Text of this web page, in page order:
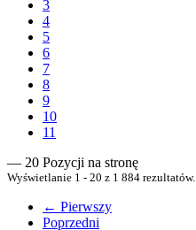
3
4
5
6
7
8
9
10
11
— 20 Pozycji na stronę
Wyświetlanie 1 - 20 z 1 884 rezultatów.
← Pierwszy
Poprzedni